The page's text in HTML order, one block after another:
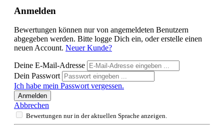
Anmelden
Bewertungen können nur von angemeldeten Benutzern
abgegeben werden. Bitte logge Dich ein, oder erstelle einen
neuen Account. Neuer Kunde?
Deine E-Mail-Adresse
Dein Passwort
Ich habe mein Passwort vergessen.
Anmelden
Abbrechen
Bewertungen nur in der aktuellen Sprache anzeigen.